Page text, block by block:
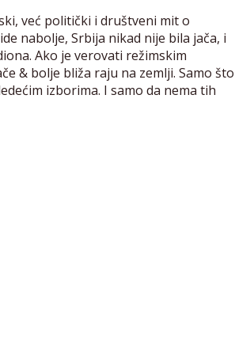
već politički i društveni mit o
nabolje, Srbija nikad nije bila jača, i
Ako je verovati režimskim
& bolje bliža raju na zemlji. Samo što
izborima. I samo da nema tih